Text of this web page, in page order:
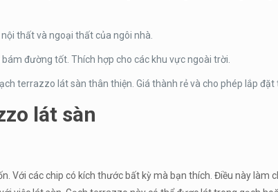
thất và ngoại thất của ngôi nhà.
đường tốt. Thích hợp cho các khu vực ngoài trời.
terrazzo lát sàn thân thiện. Giá thành rẻ và cho phép lắp đặt
lát sàn
Với các chip có kích thước bất kỳ mà bạn thích. Điều này làm